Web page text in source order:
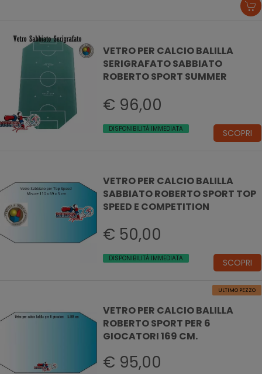
VETRO PER CALCIO BALILLA
SERIGRAFATO SABBIATO
ROBERTO SPORT SUMMER
€ 96,00
DISPONIBILITÀ IMMEDIATA SCOPRI
VETRO PER CALCIO BALILLA
SABBIATO ROBERTO SPORT TOP
SPEED E COMPETITION
€ 50,00
DISPONIBILITÀ IMMEDIATA SCOPRI
ULTIMO PEZZO
VETRO PER CALCIO BALILLA
ROBERTO SPORT PER 6
GIOCATORI 169 CM.
€ 95,00